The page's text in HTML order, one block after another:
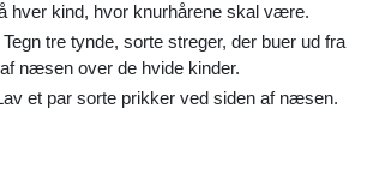
hver kind, hvor knurhårene skal være.
Tegn tre tynde, sorte streger, der buer ud fra
næsen over de hvide kinder.
et par sorte prikker ved siden af næsen.